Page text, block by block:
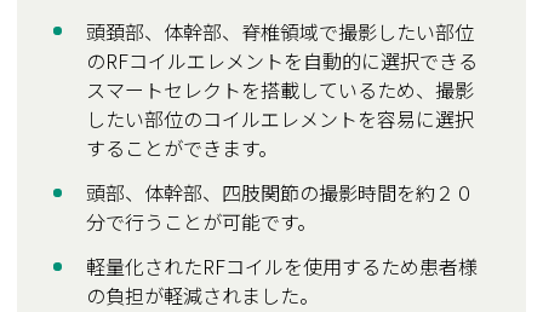
頭頚部、体幹部、脊椎領域で撮影したい部位
のRFコイルエレメントを自動的に選択できる
スマートセレクトを搭載しているため、撮影
したい部位のコイルエレメントを容易に選択
することができます。
頭部、体幹部、四肢関節の撮影時間を約２０
分で行うことが可能です。
軽量化されたRFコイルを使用するため患者様
の負担が軽減されました。